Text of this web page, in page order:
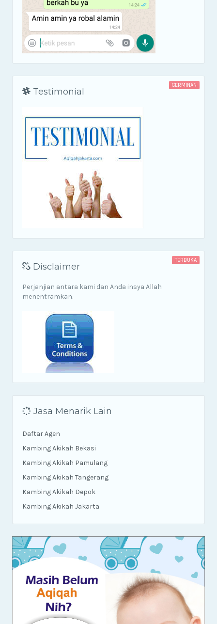
CERMINAN
Testimonial
TERBUKA
Disclaimer
Perjanjian antara kami dan Anda insya Allah
menentramkan.
Jasa Menarik Lain
Daftar Agen
Kambing Akikah Bekasi
Kambing Akikah Pamulang
Kambing Akikah Tangerang
Kambing Akikah Depok
Kambing Akikah Jakarta